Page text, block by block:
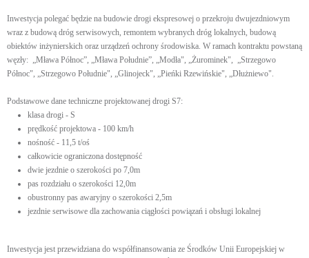
Inwestycja polegać będzie na budowie drogi ekspresowej o przekroju dwujezdniowym
wraz z budową dróg serwisowych, remontem wybranych dróg lokalnych, budową
obiektów inżynierskich oraz urządzeń ochrony środowiska. W ramach kontraktu powstaną
węzły: „Mława Północ”, „Mława Południe”, „Modła", „Żurominek", „Strzegowo
Północ", „Strzegowo Południe", „Glinojeck", „Pieńki Rzewińskie", „Dłużniewo".
Podstawowe dane techniczne projektowanej drogi S7:
klasa drogi - S
prędkość projektowa - 100 km/h
nośność - 11,5 t/oś
całkowicie ograniczona dostępność
dwie jezdnie o szerokości po 7,0m
pas rozdziału o szerokości 12,0m
obustronny pas awaryjny o szerokości 2,5m
jezdnie serwisowe dla zachowania ciągłości powiązań i obsługi lokalnej
Inwestycja jest przewidziana do współfinansowania ze Środków Unii Europejskiej w